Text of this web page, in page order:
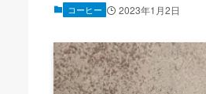
コーヒー 2023年1月2日